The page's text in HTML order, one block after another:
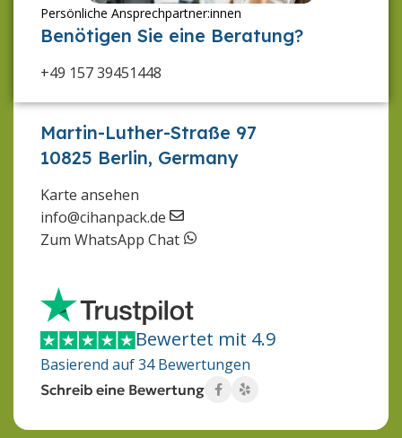
Persönliche Ansprechpartner:innen
Benötigen Sie eine Beratung?
+49 157 39451448
Martin-Luther-Straße 97
10825 Berlin, Germany
Karte ansehen
info@cihanpack.de
Zum WhatsApp Chat
Bewertet mit 4.9
Basierend auf 34 Bewertungen
Schreib eine Bewertung